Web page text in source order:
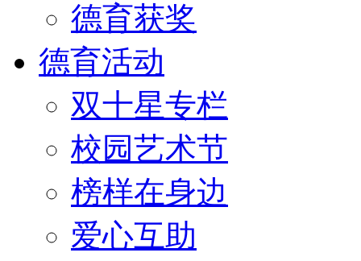
德育获奖
德育活动
双十星专栏
校园艺术节
榜样在身边
爱心互助